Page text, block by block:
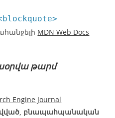
MDN Web Docs
թարմ
Engine Journal
բնապահպանական